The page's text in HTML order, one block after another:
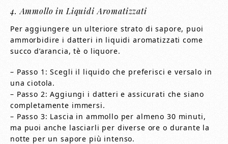
4. Ammollo in Liquidi Aromatizzati
Per aggiungere un ulteriore strato di sapore, puoi
ammorbidire i datteri in liquidi aromatizzati come
succo d’arancia, tè o liquore.
– Passo 1: Scegli il liquido che preferisci e versalo in
una ciotola.
– Passo 2: Aggiungi i datteri e assicurati che siano
completamente immersi.
– Passo 3: Lascia in ammollo per almeno 30 minuti,
ma puoi anche lasciarli per diverse ore o durante la
notte per un sapore più intenso.